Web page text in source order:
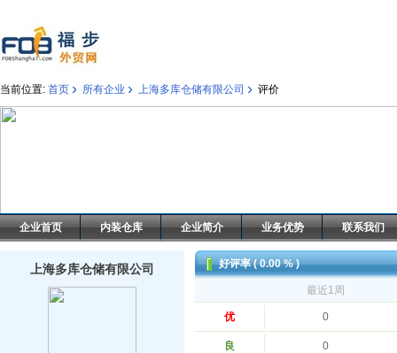
当前位置: 首页 › 所有企业 › 上海多库仓储有限公司 › 评价
企业首页 内装仓库 企业简介 业务优势 联系我们
上海多库仓储有限公司 好评率 ( 0.00 % )
最近1周
优 0
良 0